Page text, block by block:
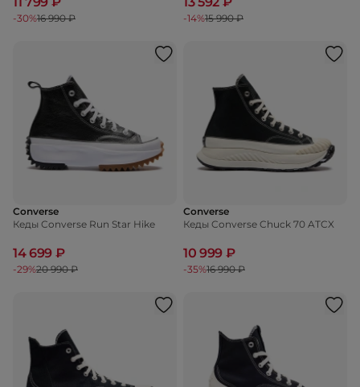
-30%16 990 ₽ -14%15 990 ₽
Converse
Кеды Converse Run Star Hike
14 699 ₽
-29%20 990 ₽
Converse
Кеды Converse Chuck 70 ATCX
10 999 ₽
-35%16 990 ₽